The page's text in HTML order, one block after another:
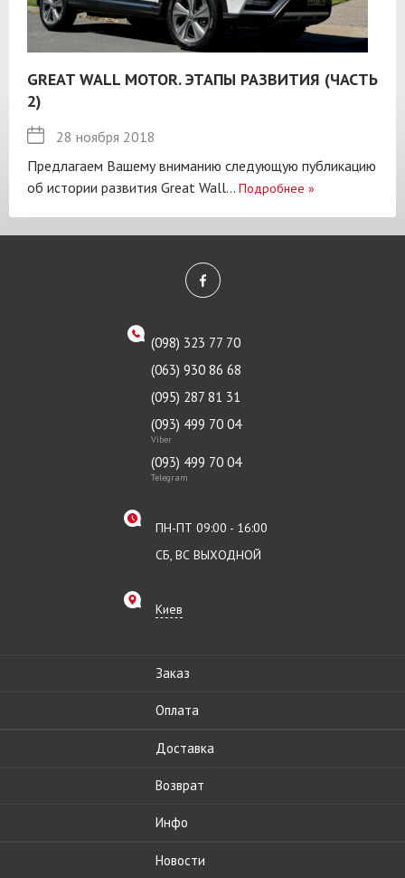
GREAT WALL MOTOR. ЭТАПЫ РАЗВИТИЯ (ЧАСТЬ
2)
28 ноября 2018
Предлагаем Вашему вниманию следующую публикацию
об истории развития Great Wall... Подробнее »
(098) 323 77 70
(063) 930 86 68
(095) 287 81 31
(093) 499 70 04
Viber
(093) 499 70 04
Telegram
ПН-ПТ 09:00 - 16:00
СБ, ВС ВЫХОДНОЙ
Киев
Заказ
Оплата
Доставка
Возврат
Инфо
Новости